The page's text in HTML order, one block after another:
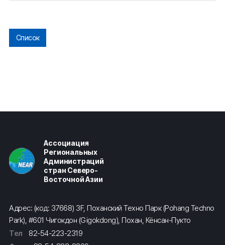
Список
Ассоциация
Региональных
Администраций
стран Северо-
Восточной Азии
Адрес: (код: 37668) 3F, Поханский Техно Парк (Pohang Techno
Park), #601 Чигокдон (Gigokdong), Похан, Кёнсан-Пукто
Тел
82-54-223-2319